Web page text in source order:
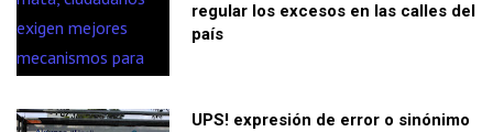
regular los excesos en las calles del
país
UPS! expresión de error o sinónimo